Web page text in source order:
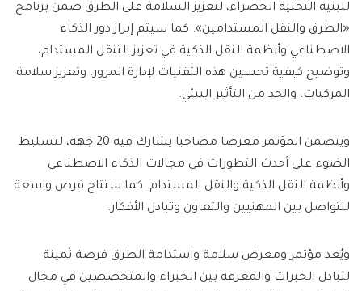
للبنية التحتية الخضراء، لتعزيز السلامة على الطرق ضمن برنامج
«الطرق والنقل المستدامين». كما سيتم إبراز دور الذكاء
الاصطناعي وأنظمة النقل الذكية في تعزيز التنقل المستدام،
وتوضيح كيفية تحسين هذه التقنيات لإدارة المرور، وتعزيز سلامة
المركبات، والحد من التأثير البيئي.
ويتضمن المؤتمر معرضا مصاحبا يشارك فيه 20 جهة، لتسليط
الضوء على أحدث التطورات في مجالات الذكاء الاصطناعي
وأنظمة النقل الذكية والنقل المستدام. كما ستتاح فرص واسعة
للتواصل بين المهنيين والتعاون وتبادل الأفكار.
ويُعد مؤتمر ومعرض سلامة واستدامة الطرق فرصة ثمينة
لتبادل الخبرات والمعرفة بين الخبراء والمتخصصين في مجال